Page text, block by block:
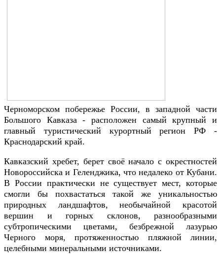
Черноморском побережье России, в западной части
Большого Кавказа - расположен самый крупный и
главный туристический курортный регион РФ -
Краснодарский край.
Кавказский хребет, берет своё начало с окрестностей
Новороссийска и Геленджика, что недалеко от Кубани.
В России практически не существует мест, которые
смогли бы похвастаться такой же уникальностью
природных ландшафтов, необычайной красотой
вершин и горных склонов, разнообразными
субтропическими цветами, безбрежной лазурью
Черного моря, протяженностью пляжной линии,
целебными минеральными источниками.